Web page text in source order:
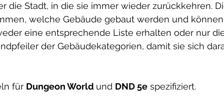
die Stadt, in die sie immer wieder zurückkehren.
welche Gebäude gebaut werden und
eine entsprechende Liste erhalten oder nur
der Gebäudekategorien, damit sie sich
für Dungeon World und DND 5e spezifiziert.